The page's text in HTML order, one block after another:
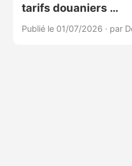
tarifs douaniers …
Publié le 01/07/2026 · par